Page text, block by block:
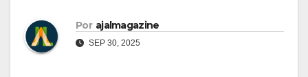
Por ajalmagazine
SEP 30, 2025